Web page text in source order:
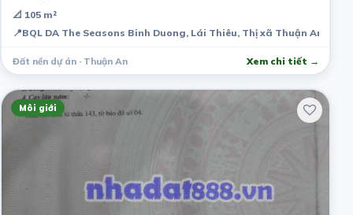
📐 105 m²
📍BQL DA The Seasons Binh Duong, Lái Thiêu, Thị xã Thuận An,
Đất nền dự án · Thuận An Xem chi tiết →
Môi giới